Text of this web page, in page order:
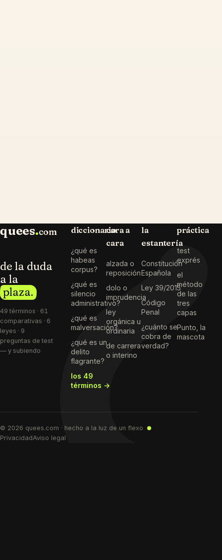
quees.com
de la duda
a la
plaza.
49 términos · 61
comparativas · 6
leyes · 9
preguntas de test
— y subiendo
diccionario
¿qué es
habeas
corpus?
¿qué es
silencio
administrativo?
¿qué es
malversación?
¿qué es un
delito
flagrante?
los 49
términos →
cara a
cara
alzada o
reposición
dolo o
imprudencia
ley
orgánica u
ordinaria
de carrera
o interino
la
estantería
Constitución
Española
Ley 39/2015
Código
Penal
¿cuánto se
cobra de
verdad?
práctica
test
exprés
el
método
de las
tres
capas
Punto, la
mascota
© 2026 quees.com · hecho a la luz de un flexo
PrivacidadAviso legal